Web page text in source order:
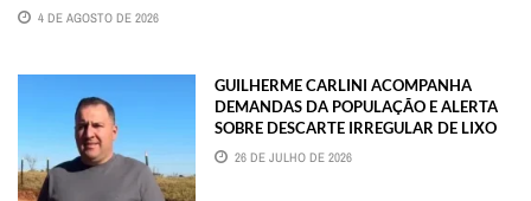
4 DE AGOSTO DE 2026
GUILHERME CARLINI ACOMPANHA
DEMANDAS DA POPULAÇÃO E ALERTA
SOBRE DESCARTE IRREGULAR DE LIXO
26 DE JULHO DE 2026